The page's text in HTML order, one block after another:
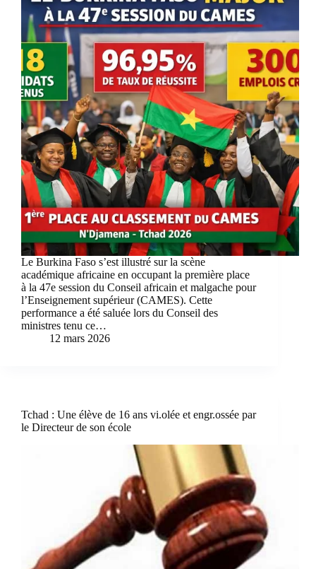
Le Burkina Faso s’est illustré sur la scène
académique africaine en occupant la première place
à la 47e session du Conseil africain et malgache pour
l’Enseignement supérieur (CAMES). Cette
performance a été saluée lors du Conseil des
ministres tenu ce…
12 mars 2026
Tchad : Une élève de 16 ans vi.olée et engr.ossée par
le Directeur de son école